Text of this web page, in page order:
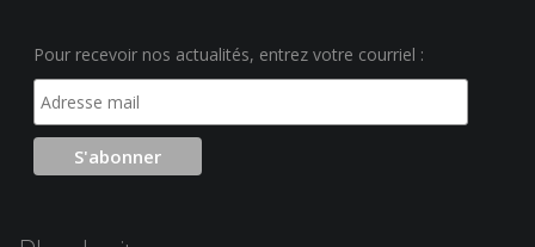
Pour recevoir nos actualités, entrez votre courriel :